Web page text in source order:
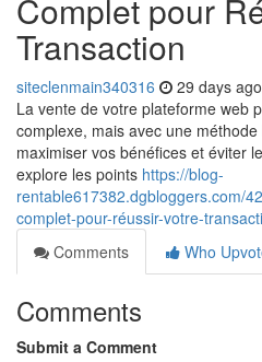
Complet pour
Transaction
siteclenmain340316 29 days ago
La vente de votre plateforme web
complexe, mais avec une
maximiser vos bénéfices et éviter
explore les points https://blog-
rentable617382.dgbloggers.com/
complet-pour-réussir-votre-
Comments
Who
Comments
Submit a Comment